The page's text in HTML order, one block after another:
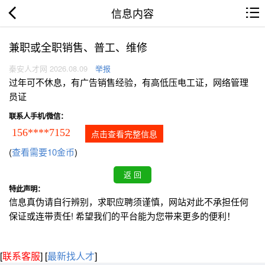
信息内容
兼职或全职销售、普工、维修
秦安人才网 2026.08.09 举报
过年可不休息，有广告销售经验，有高低压电工证，网络管理
员证
联系人手机/微信：
156****7152 点击查看完整信息
(查看需要10金币)
特此声明：
信息真伪请自行辨别，求职应聘须谨慎，网站对此不承担任何
保证或连带责任! 希望我们的平台能为您带来更多的便利！
[联系客服] [最新找人才]